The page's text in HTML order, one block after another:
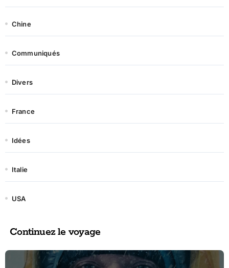
Chine
Communiqués
Divers
France
Idées
Italie
USA
Continuez le voyage